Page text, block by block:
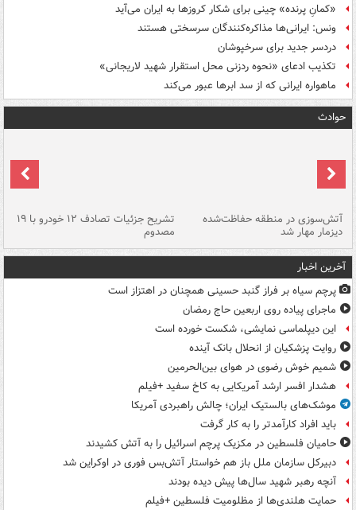
«کمانِ پرنده» چینی برای شکار کروزها به ایران می‌آید
ونس: ایرانی‌ها مذاکره‌کنندگان سرسختی هستند
دردسر جدید برای سرخپوشان
تکذیب ادعای «نحوه ردزنی محل استقرار شهید لاریجانی»
ماهواره ایرانی که از سد ابرها عبور می‌کند
حوادث
آتش‌سوزی در منطقه حفاظت‌شده
دیزمار مهار شد
تشریح جزئیات تصادف ۱۲ خودرو با ۱۹
مصدوم
آخرین اخبار
پرچم سیاه بر فراز گنبد حسینی همچنان در اهتزاز است
ماجرای پیاده روی اربعین حاج رمضان
این دیپلماسی نمایشی، شکست خورده است
روایت پزشکیان از انحلال بانک آینده
شمیم خوش رضوی در هوای بین‌الحرمین
هشدار افسر ارشد آمریکایی به کاخ سفید +فیلم
موشک‌های بالستیک ایران؛ چالش راهبردی آمریکا
باید افراد کارآمدتر را به کار گرفت
حامیان فلسطین در مکزیک پرچم اسرائیل را به آتش کشیدند
دبیرکل سازمان ملل باز هم خواستار آتش‌بس فوری در اوکراین شد
آنچه رهبر شهید سال‌ها پیش دیده بودند
حمایت هلندی‌ها از مظلومیت فلسطین +فیلم